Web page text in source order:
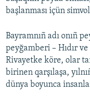
başlanması içün
Bayramnıñ adı onıñ
peyğamberi – Hıdır
Rivayetke köre, olar
birinen qarşılaşa,
dünya boyunca